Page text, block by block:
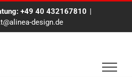
+49 40 432167810 |
design.de
Hamburg